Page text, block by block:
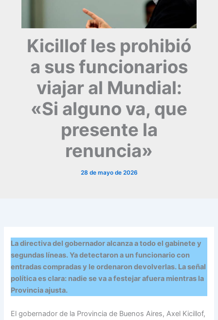
Kicillof les prohibió
a sus funcionarios
viajar al Mundial:
«Si alguno va, que
presente la
renuncia»
28 de mayo de 2026
La directiva del gobernador alcanza a todo el gabinete y
segundas líneas. Ya detectaron a un funcionario con
entradas compradas y le ordenaron devolverlas. La señal
política es clara: nadie se va a festejar afuera mientras la
Provincia ajusta.
El gobernador de la Provincia de Buenos Aires, Axel Kicillof,